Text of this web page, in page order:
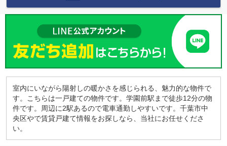
室内にいながら陽射しの暖かさを感じられる、魅力的な物件で
す。こちらは一戸建ての物件です。学園前駅まで徒歩12分の物
件です。周辺に2駅あるので電車通勤しやすいです。千葉市中
央区やで賃貸戸建て情報をお探しなら、当社にお任せくださ
い。